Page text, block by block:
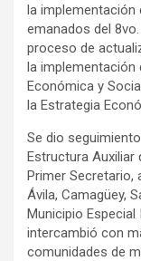
la implementación
emanados del
proceso de
la implementación
Económica y
la Estrategia
Se dio
Estructura Auxiliar
Primer Secretario,
Ávila, Camagüey,
Municipio Especial
intercambió con
comunidades de